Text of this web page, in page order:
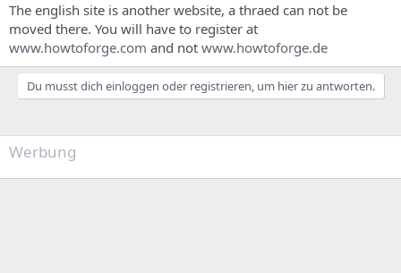
The english site is another website, a thraed can not be
moved there. You will have to register at
www.howtoforge.com and not www.howtoforge.de
Du musst dich einloggen oder registrieren, um hier zu antworten.
Werbung